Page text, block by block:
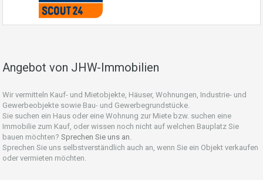
Angebot von JHW-Immobilien
Wir vermitteln Kauf- und Mietobjekte, Häuser, Wohnungen, Industrie- und
Gewerbeobjekte sowie Bau- und Gewerbegrundstücke.
Sie suchen ein Haus oder eine Wohnung zur Miete bzw. suchen eine
Immobilie zum Kauf, oder wissen noch nicht auf welchen Bauplatz Sie
bauen möchten? Sprechen Sie uns an.
Sprechen Sie uns selbstverständlich auch an, wenn Sie ein Objekt verkaufen
oder vermieten möchten.